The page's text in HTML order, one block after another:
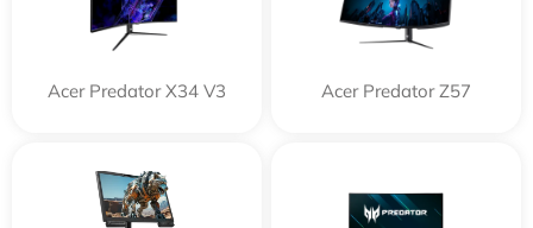
Acer Predator X34 V3 Acer Predator Z57